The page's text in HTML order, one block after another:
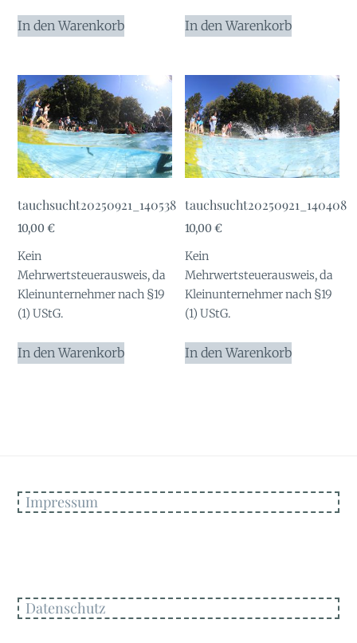
In den Warenkorb In den Warenkorb
tauchsucht20250921_140538
10,00€
Kein
Mehrwertsteuerausweis, da
Kleinunternehmer nach §19
(1) UStG.
In den Warenkorb
tauchsucht20250921_140408
10,00€
Kein
Mehrwertsteuerausweis, da
Kleinunternehmer nach §19
(1) UStG.
In den Warenkorb
Impressum
Datenschutz